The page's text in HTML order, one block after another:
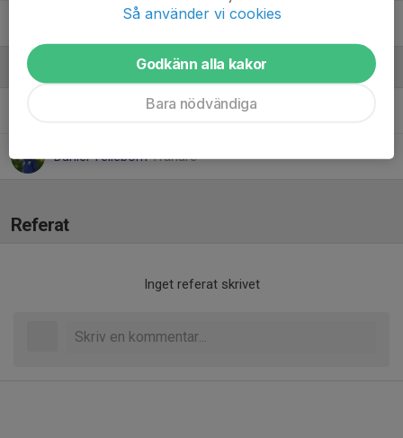
William Eriksson
Ledare
Andreas WestmanTränare
Daniel TellebornTränare
Referat
Inget referat skrivet
Så använder vi cookies
Godkänn alla kakor
Bara nödvändiga